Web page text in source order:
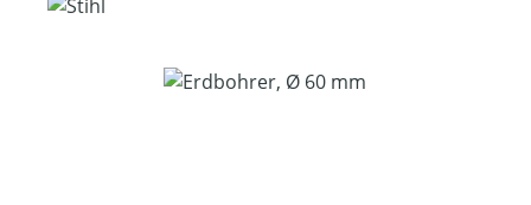
Bildergalerie überspringen